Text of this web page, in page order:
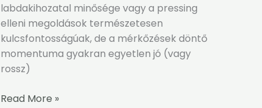
labdakihozatal minősége vagy a pressing
elleni megoldások természetesen
kulcsfontosságúak, de a mérkőzések döntő
momentuma gyakran egyetlen jó (vagy
rossz)
Read More »